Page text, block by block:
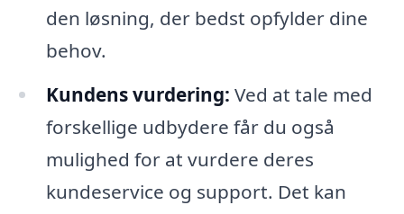
den løsning, der bedst opfylder dine
behov.
Kundens vurdering: Ved at tale med
forskellige udbydere får du også
mulighed for at vurdere deres
kundeservice og support. Det kan